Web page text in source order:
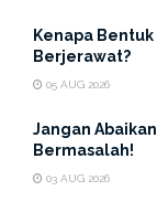
Kenapa
Berjerawat?
05 AUG 2026
Jangan
Bermasalah!
03 AUG 2026